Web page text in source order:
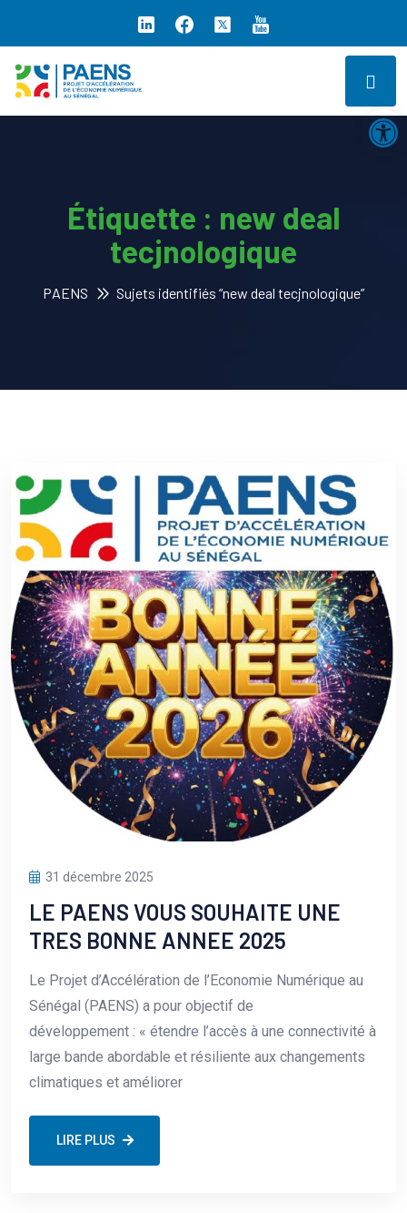
Étiquette : new deal
tecjnologique
PAENS Sujets identifiés “new deal tecjnologique”
31 décembre 2025
LE PAENS VOUS SOUHAITE UNE
TRES BONNE ANNEE 2025
Le Projet d’Accélération de l’Economie Numérique au
Sénégal (PAENS) a pour objectif de
développement : « étendre l’accès à une connectivité à
large bande abordable et résiliente aux changements
climatiques et améliorer
LIRE PLUS